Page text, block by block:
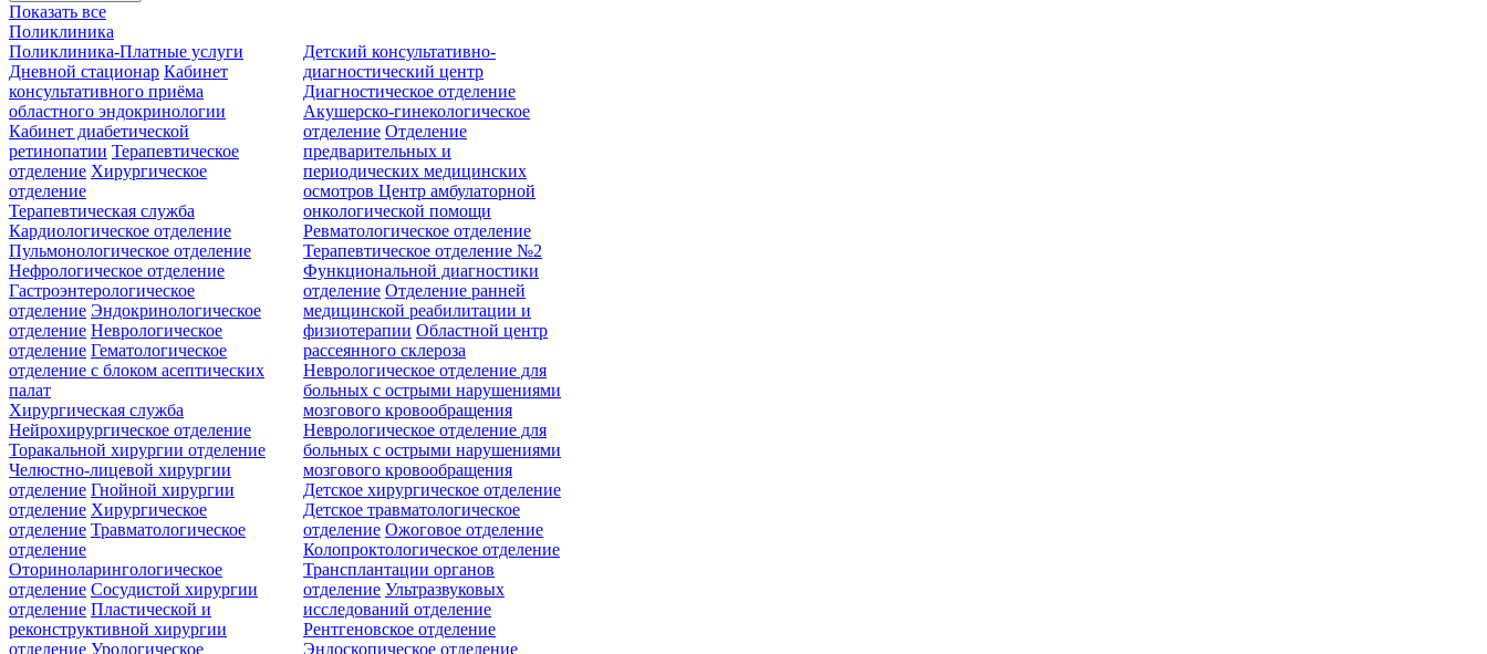
Показать все
Поликлиника
Поликлиника-Платные услуги
Дневной стационар Кабинет
консультативного приёма
областного эндокринологии
Кабинет диабетической
ретинопатии Терапевтическое
отделение Хирургическое
отделение
Детский консультативно-
диагностический центр
Диагностическое отделение
Акушерско-гинекологическое
отделение Отделение
предварительных и
периодических медицинских
осмотровЦентр амбулаторной
онкологической помощи
Терапевтическая служба
Кардиологическое отделение
Пульмонологическое отделение
Нефрологическое отделение
Гастроэнтерологическое
отделение Эндокринологическое
отделение Неврологическое
отделение Гематологическое
отделение c блоком асептических
палат
Ревматологическое отделение
Терапевтическое отделение №2
Функциональной диагностики
отделение Отделение ранней
медицинской реабилитации и
физиотерапии Областной центр
рассеянного склероза
Неврологическое отделение для
больных с острыми нарушениями
мозгового кровообращения
Неврологическое отделение для
больных с острыми нарушениями
мозгового кровообращения
Хирургическая служба
Нейрохирургическое отделение
Торакальной хирургии отделение
Челюстно-лицевой хирургии
отделение Гнойной хирургии
отделение Хирургическое
отделение Травматологическое
отделение
Оториноларингологическое
отделение Сосудистой хирургии
отделение Пластической и
реконструктивной хирургии
отделение Урологическое
Детское хирургическое отделение
Детское травматологическое
отделение Ожоговое отделение
Колопроктологическое отделение
Трансплантации органов
отделение Ультразвуковых
исследований отделение
Рентгеновское отделение
Эндоскопическое отделение